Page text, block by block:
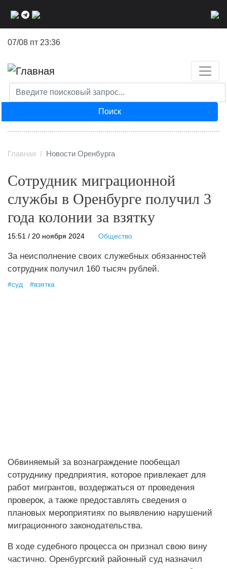
07/08 пт 23:36
Поиск
Главная Новости Оренбурга
Сотрудник миграционной
службы в Оренбурге получил 3
года колонии за взятку
15:51 / 20 ноября 2024 Общество
За неисполнение своих служебных обязанностей
сотрудник получил 160 тысяч рублей.
#суд #взятка
Обвиняемый за вознаграждение пообещал
сотруднику предприятия, которое привлекает для
работ мигрантов, воздержаться от проведения
проверок, а также предоставлять сведения о
плановых мероприятиях по выявлению нарушений
миграционного законодательства.
В ходе судебного процесса он признал свою вину
частично. Оренбургский районный суд назначил